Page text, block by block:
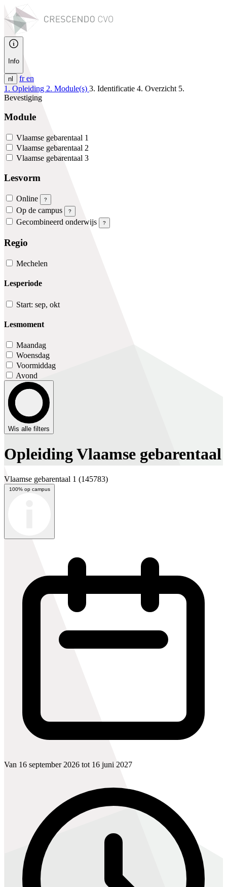
Info
nl fren
1. Opleiding 2. Module(s) 3. Identificatie 4. Overzicht 5.
Bevestiging
Module
Vlaamse gebarentaal 1
Vlaamse gebarentaal 2
Vlaamse gebarentaal 3
Lesvorm
Online ?
Op de campus ?
Gecombineerd onderwijs ?
Regio
Mechelen
Lesperiode
Start: sep, okt
Lesmoment
Maandag
Woensdag
Voormiddag
Avond
Wis alle filters
Opleiding Vlaamse gebarentaal
Vlaamse gebarentaal 1 (145783)
100% op campus
Van 16 september 2026 tot 16 juni 2027